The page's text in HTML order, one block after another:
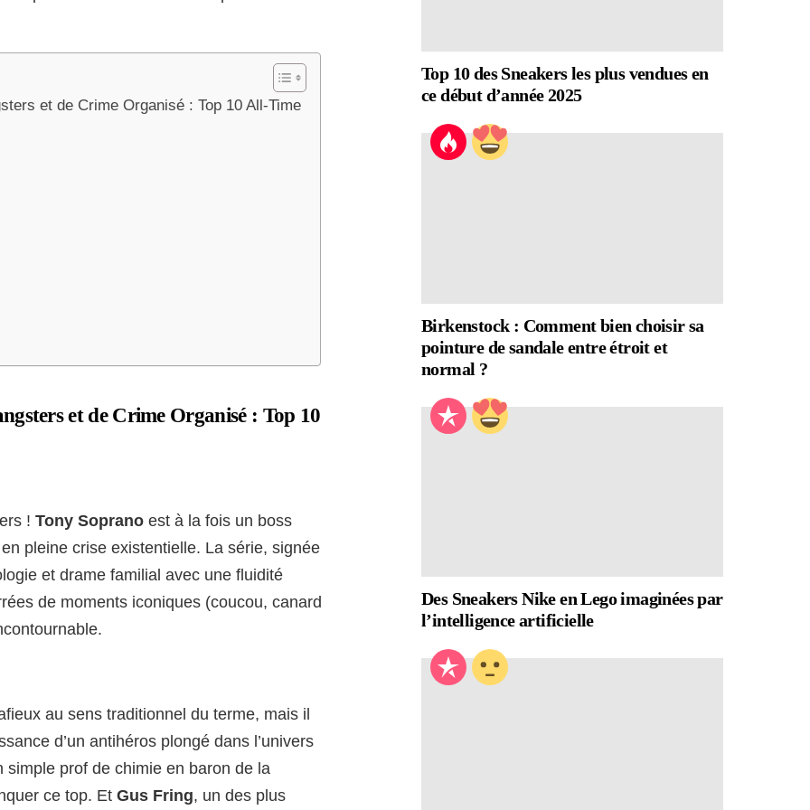
et de Crime Organisé : Top 10 All-Time
et de Crime Organisé : Top 10
! Tony Soprano est à la fois un boss
pleine crise existentielle. La série, signée
et drame familial avec une fluidité
de moments iconiques (coucou, canard
au sens traditionnel du terme, mais il
d’un antihéros plongé dans l’univers
simple prof de chimie en baron de la
ce top. Et Gus Fring, un des plus
Top 10 des Sneakers les plus vendues en
ce début d’année 2025
Birkenstock : Comment bien choisir sa
pointure de sandale entre étroit et
normal ?
Des Sneakers Nike en Lego imaginées par
l’intelligence artificielle